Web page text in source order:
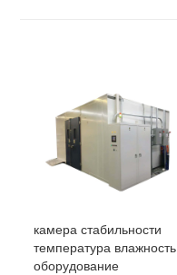
камера стабильности
температура влажность
оборудование